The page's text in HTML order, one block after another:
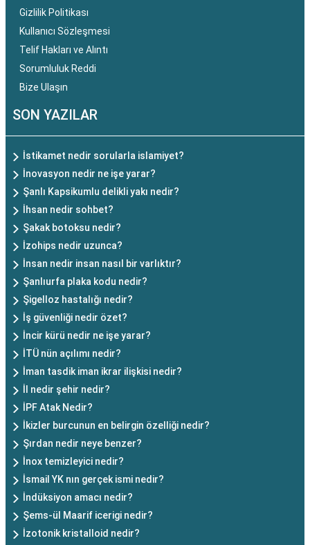
Gizlilik Politikası
Kullanıcı Sözleşmesi
Telif Hakları ve Alıntı
Sorumluluk Reddi
Bize Ulaşın
SON YAZILAR
İstikamet nedir sorularla islamiyet?
İnovasyon nedir ne işe yarar?
Şanlı Kapsikumlu delikli yakı nedir?
İhsan nedir sohbet?
Şakak botoksu nedir?
İzohips nedir uzunca?
İnsan nedir insan nasıl bir varlıktır?
Şanlıurfa plaka kodu nedir?
Şigelloz hastalığı nedir?
İş güvenliği nedir özet?
İncir kürü nedir ne işe yarar?
İTÜ nün açılımı nedir?
İman tasdik iman ikrar ilişkisi nedir?
İl nedir şehir nedir?
İPF Atak Nedir?
İkizler burcunun en belirgin özelliği nedir?
Şırdan nedir neye benzer?
İnox temizleyici nedir?
İsmail YK nın gerçek ismi nedir?
İndüksiyon amacı nedir?
Şems-ül Maarif icerigi nedir?
İzotonik kristalloid nedir?